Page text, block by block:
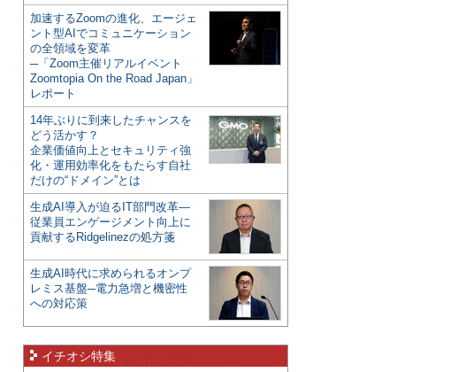
加速するZoomの進化、エージェ
ント型AIでコミュニケーション
の全領域を変革
─「Zoom主催リアルイベント
Zoomtopia On the Road Japan」
レポート
14年ぶりに到来したチャンスを
どう活かす？
企業価値向上とセキュリティ強
化・運用効率化をもたらす自社
だけの“ドメイン”とは
生成AI導入が迫るIT部門改革―
従業員エンゲージメント向上に
貢献するRidgelinezの処方箋
生成AI時代に求められるオンプ
レミス基盤─電力急増と機密性
への対応策
イチオシ特集